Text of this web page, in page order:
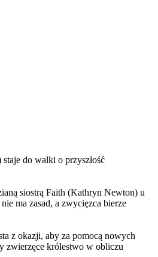
do walki o przyszłość
siostrą Faith (Kathryn Newton) u
ma zasad, a zwycięzca bierze
z okazji, aby za pomocą nowych
zwierzęce królestwo w obliczu